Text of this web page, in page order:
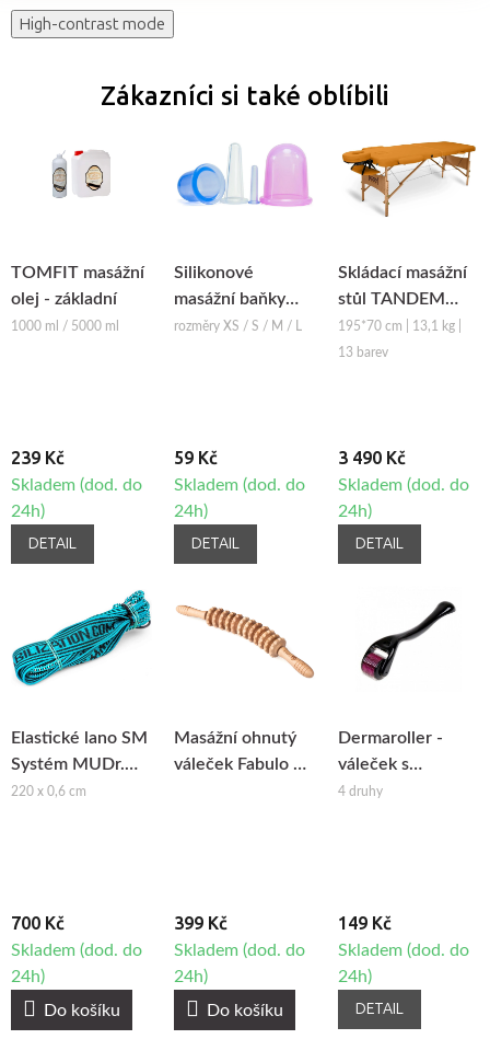
High-contrast mode
Zákazníci si také oblíbili
TOMFIT masážní
olej - základní
1000 ml / 5000 ml
239 Kč
Skladem (dod. do
24h)
DETAIL
Silikonové
masážní baňky
Fabulo Bell
rozměry XS / S / M / L
59 Kč
Skladem (dod. do
24h)
DETAIL
Skládací masážní
stůl TANDEM
Basic-2
195*70 cm | 13,1 kg |
13 barev
3 490 Kč
Skladem (dod. do
24h)
DETAIL
Elastické lano SM
Systém MUDr.
Smíšek
220 x 0,6 cm
700 Kč
Skladem (dod. do
24h)
Do košíku
Masážní ohnutý
váleček Fabulo na
399 Kč
Skladem (dod. do
24h)
Do košíku
Dermaroller -
váleček s
mikrojehlami
4 druhy
149 Kč
Skladem (dod. do
24h)
DETAIL